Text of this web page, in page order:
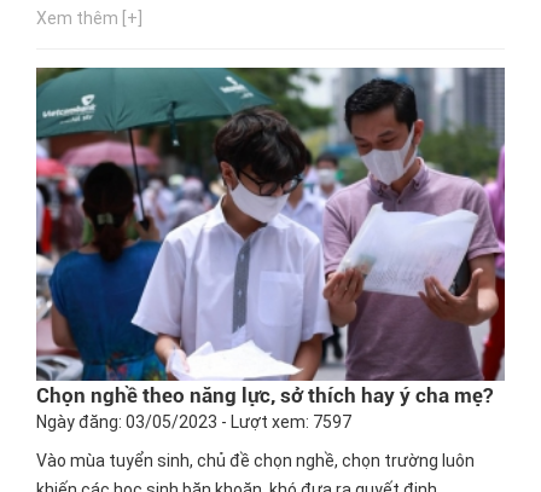
bạn đang thắc mắc với một giọng nói hay nên làm ngành
nghiệp GPO cập nhật thông tin này nhé!
Xem thêm [+]
Chọn nghề theo năng lực, sở thích hay ý cha mẹ?
Ngày đăng: 03/05/2023 - Lượt xem: 7597
Vào mùa tuyển sinh, chủ đề chọn nghề, chọn trường luôn